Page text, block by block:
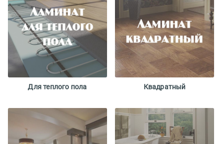
Для теплого пола Квадратный